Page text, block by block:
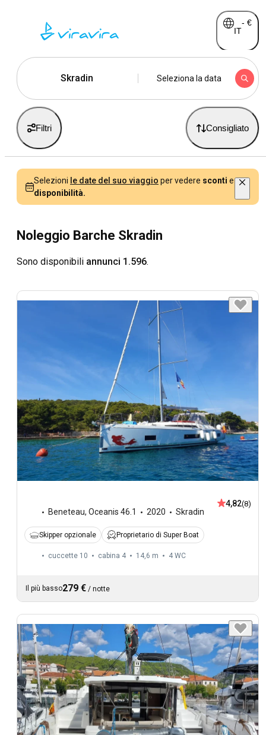
IT
- €
Skradin Seleziona la data
Filtri Consigliato
Selezioni le date del suo viaggio per vedere sconti e
disponibilità.
Noleggio Barche Skradin
Sono disponibili annunci 1.596.
Beneteau, Oceanis 46.1 2020 Skradin
4,82(8)
Skipper opzionale Proprietario di Super Boat
cuccette 10 cabina 4 14,6 m 4 WC
Il più basso279 € / notte